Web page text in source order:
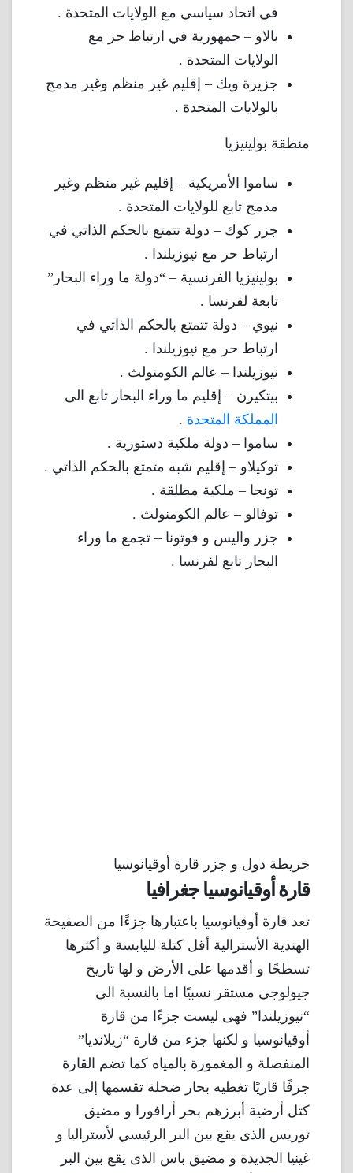
في اتحاد سياسي مع الولايات المتحدة .
بالاو – جمهورية في ارتباط حر مع
الولايات المتحدة .
جزيرة ويك – إقليم غير منظم وغير مدمج
بالولايات المتحدة .
منطقة بولينيزيا
ساموا الأمريكية – إقليم غير منظم وغير
مدمج تابع للولايات المتحدة .
جزر كوك – دولة تتمتع بالحكم الذاتي في
ارتباط حر مع نيوزيلندا .
بولينيزيا الفرنسية – “دولة ما وراء البحار”
تابعة لفرنسا .
نيوي – دولة تتمتع بالحكم الذاتي في
ارتباط حر مع نيوزيلندا .
نيوزيلندا – عالم الكومنولث .
بيتكيرن – إقليم ما وراء البحار تابع الى
المملكة المتحدة .
ساموا – دولة ملكية دستورية .
توكيلاو – إقليم شبه متمتع بالحكم الذاتي .
تونجا – ملكية مطلقة .
توفالو – عالم الكومنولث .
جزر واليس و فوتونا – تجمع ما وراء
البحار تابع لفرنسا .
خريطة دول و جزر قارة أوقيانوسيا
قارة أوقيانوسيا جغرافيا
تعد قارة أوقيانوسيا باعتبارها جزءًا من الصفيحة
الهندية الأسترالية أقل كتلة لليابسة و أكثرها
تسطحًا و أقدمها على الأرض و لها تاريخ
جيولوجي مستقر نسبيًا اما بالنسبة الى
“نيوزيلندا” فهى ليست جزءًا من قارة
أوقيانوسيا و لكنها جزء من قارة “زيلانديا”
المنفصلة و المغمورة بالمياه كما تضم القارة
جرفًا قاريًا تغطيه بحار ضحلة تقسمها إلى عدة
كتل أرضية أبرزهم بحر أرافورا و مضيق
توريس الذى يقع بين البر الرئيسي لأستراليا و
غينيا الجديدة و مضيق باس الذى يقع بين البر